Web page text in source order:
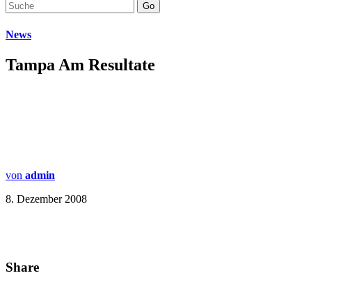
Go
News
Tampa Am Resultate
von admin
8. Dezember 2008
Share